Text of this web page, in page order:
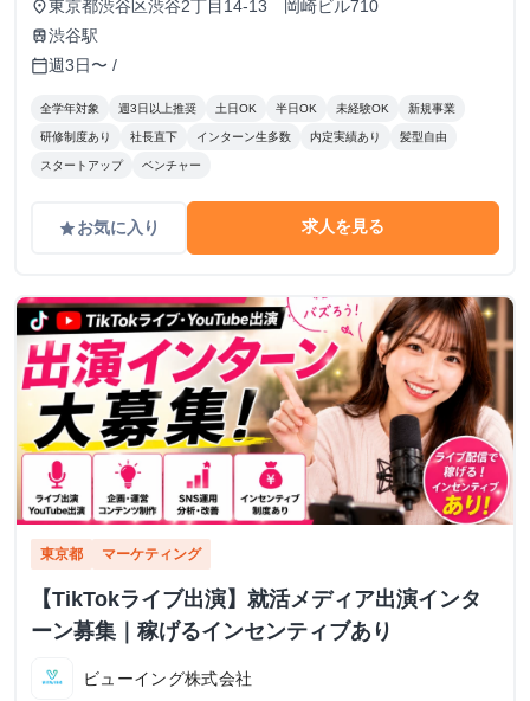
place東京都渋谷区渋谷2丁目14-13 岡崎ビル710
train渋谷駅
calendar_today週3日〜 /
全学年対象 週3日以上推奨 土日OK 半日OK 未経験OK 新規事業
研修制度あり 社長直下 インターン生多数 内定実績あり 髪型自由
スタートアップ ベンチャー
gradeお気に入り 求人を見る
東京都 マーケティング
【TikTokライブ出演】就活メディア出演インタ
ーン募集｜稼げるインセンティブあり
ビューイング株式会社